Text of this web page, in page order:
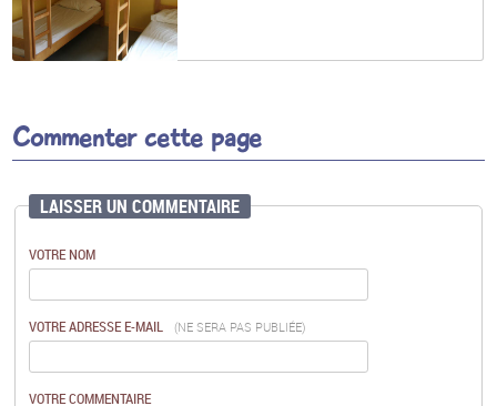
Commenter cette page
LAISSER UN COMMENTAIRE
VOTRE NOM
VOTRE ADRESSE E-MAIL (NE SERA PAS PUBLIÉE)
VOTRE COMMENTAIRE